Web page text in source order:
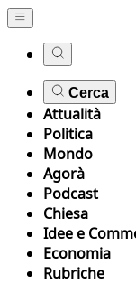
Cerca
Attualità
Politica
Mondo
Agorà
Podcast
Chiesa
Idee e
Economia
Rubriche